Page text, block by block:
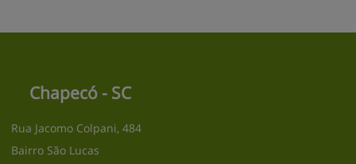
Chapecó - SC
Rua Jacomo Colpani, 484
Bairro São Lucas